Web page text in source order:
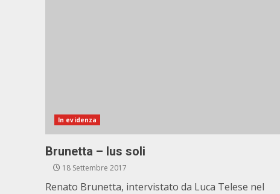
In evidenza
Brunetta – Ius soli
18 Settembre 2017
Renato Brunetta, intervistato da Luca Telese nel